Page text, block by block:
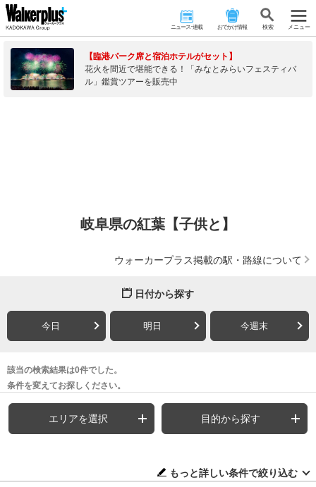
ニュース･連載 おでかけ情報 検 索 メニュー
【臨港パーク席と宿泊ホテルがセット】
花火を間近で堪能できる！「みなとみらいフェスティバ
ル」鑑賞ツアーを販売中
岐阜県の紅葉【子供と】
ウォーカープラス掲載の駅・路線について
日付から探す
今日 明日 今週末
該当の検索結果は0件でした。
条件を変えてお探しください。
エリアを選択 目的から探す
もっと詳しい条件で絞り込む